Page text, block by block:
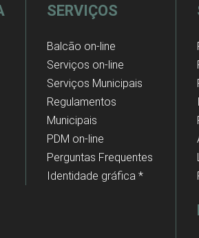
SERVIÇOS
Balcão on-line
Serviços on-line
Serviços Municipais
Regulamentos
Municipais
PDM on-line
Perguntas Frequentes
Identidade gráfica *